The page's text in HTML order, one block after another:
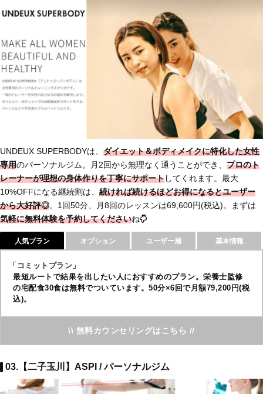
UNDEUX SUPERBODYは、 ダイエット＆ボディメイクに特化した女性
専用のパーソナルジム。月2回から無理なく通うことができ、 プロのト
レーナーが理想の身体作りを丁寧にサポートしてくれます。最大
10%OFFになる継続割は、 続ければ続けるほどお得になるとユーザー
から大好評◎。1回50分、月8回のレッスンは69,600円(税込)。まずは
気軽に無料体験を予約してくださいね
人気プラン オプション ユーザー層 基本情報
「コミットプラン」
最短ルートで結果を出したい人におすすめのプラン。栄養士監修
の宅配食30食は無料でついています。50分×6回で月額79,200円(税
込)。
\\ 無料カウンセリングはこちら //
03.【二子玉川】ASPI / パーソナルジム